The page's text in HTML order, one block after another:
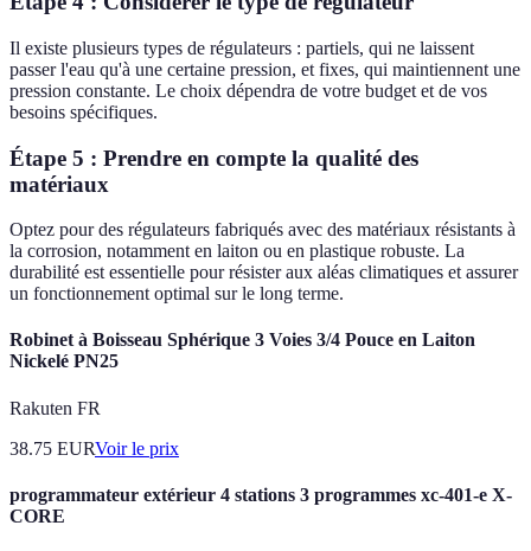
Il existe plusieurs types de régulateurs : partiels, qui ne laissent
passer l'eau qu'à une certaine pression, et fixes, qui maintiennent une
pression constante. Le choix dépendra de votre budget et de vos
besoins spécifiques.
Étape 5 : Prendre en compte la qualité des
matériaux
Optez pour des régulateurs fabriqués avec des matériaux résistants à
la corrosion, notamment en laiton ou en plastique robuste. La
durabilité est essentielle pour résister aux aléas climatiques et assurer
un fonctionnement optimal sur le long terme.
Robinet à Boisseau Sphérique 3 Voies 3/4 Pouce en Laiton
Nickelé PN25
Rakuten FR
38.75 EURVoir le prix
programmateur extérieur 4 stations 3 programmes xc-401-e X-
CORE